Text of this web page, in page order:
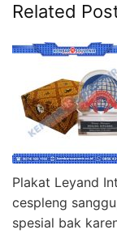
Related
Plakat Leyand
cespleng
spesial bak